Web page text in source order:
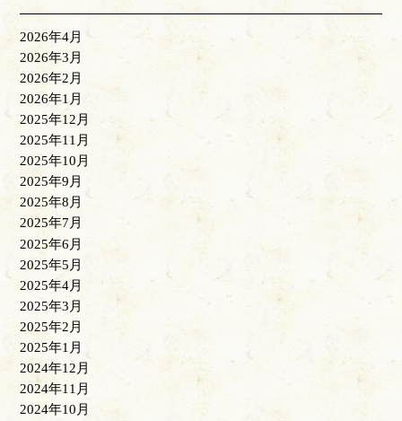
2026年4月
2026年3月
2026年2月
2026年1月
2025年12月
2025年11月
2025年10月
2025年9月
2025年8月
2025年7月
2025年6月
2025年5月
2025年4月
2025年3月
2025年2月
2025年1月
2024年12月
2024年11月
2024年10月